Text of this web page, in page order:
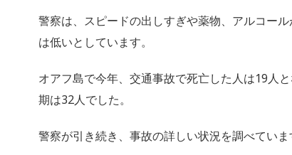
警察は、スピードの出しすぎや薬物、アルコー
は低いとしています。
オアフ島で今年、交通事故で死亡した人は19人
期は32人でした。
警察が引き続き、事故の詳しい状況を調べていま